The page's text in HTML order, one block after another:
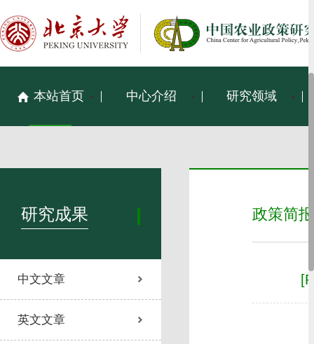
本站首页 中心介绍 研究领域
研究成果
中文文章
英文文章
政策简报